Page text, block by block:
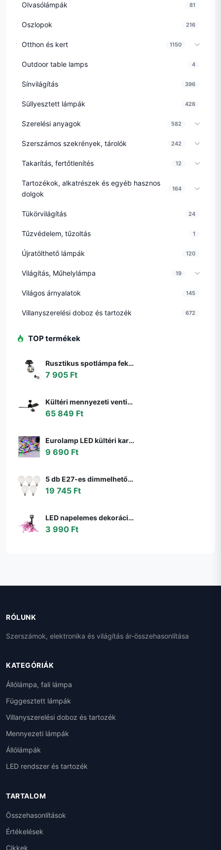
Olvasólámpák 81
Oszlopok 216
Otthon és kert 1150
Outdoor table lamps 4
Sínvilágítás 396
Süllyesztett lámpák 426
Szerelési anyagok 582
Szerszámos szekrények, tárolók 242
Takarítás, fertőtlenítés 12
Tartozékok, alkatrészek és egyéb hasznos
dolgok
164
Tükörvilágítás 24
Tűzvédelem, tűzoltás 1
Újratölthető lámpák 120
Világítás, Műhelylámpa 19
Világos árnyalatok 145
Villanyszerelési doboz és tartozék 672
TOP termékek
Rusztikus spotlámpa fekete állítható füstüveggel - Athén
7 905 Ft
Kültéri mennyezeti ventilátor fekete 91,3 cm LED-del, fényerőszabályzóval, távirányítóval IP44 - Toledo
65 849 Ft
Eurolamp LED kültéri karácsonyi fényfüzér LINE 500 LED 17,9 m IP44 többszínű 600
9 690 Ft
5 db E27-es dimmelhető LED izzó G95 matt 4W 430lm 2200-4000K szett
19 745 Ft
LED napelemes dekorációs lánc 10xLED/1,2V 300mAh 3,8m IP44 flamingó 311535
3 990 Ft
RÓLUNK
Szerszámok, elektronika és világítás ár-összehasonlítása
KATEGÓRIÁK
Állólámpa, fali lámpa
Függesztett lámpák
Villanyszerelési doboz és tartozék
Mennyezeti lámpák
Állólámpák
LED rendszer és tartozék
TARTALOM
Összehasonlítások
Értékelések
Cikkek